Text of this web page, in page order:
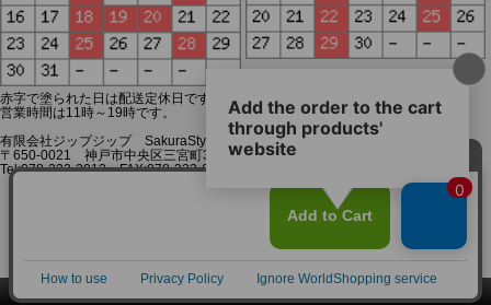
赤字で塗られた日は配送定休日です。
営業時間は11時～19時です。
有限会社ジップジップ SakuraStyle通販事業部
〒650-0021 神戸市中央区三宮町3-9-19イトウビル1,4F
Tel:078-332-2013 FAX:078-333-6644
このページをPC用に切り替え